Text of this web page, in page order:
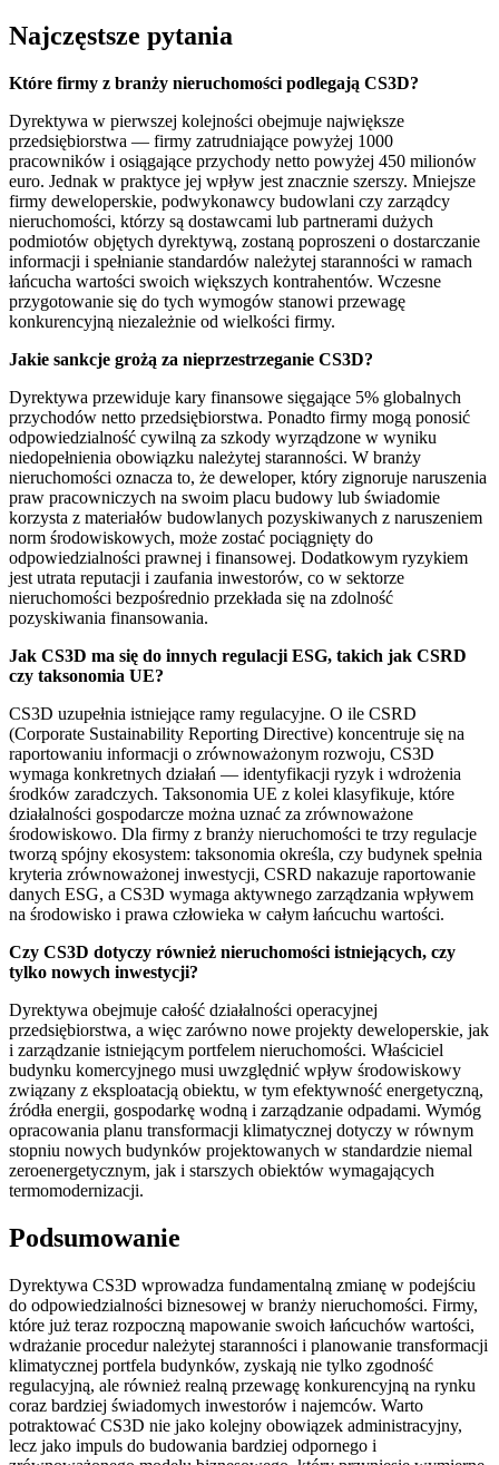
Najczęstsze pytania
Które firmy z branży nieruchomości podlegają CS3D?
Dyrektywa w pierwszej kolejności obejmuje największe
przedsiębiorstwa — firmy zatrudniające powyżej 1000
pracowników i osiągające przychody netto powyżej 450 milionów
euro. Jednak w praktyce jej wpływ jest znacznie szerszy. Mniejsze
firmy deweloperskie, podwykonawcy budowlani czy zarządcy
nieruchomości, którzy są dostawcami lub partnerami dużych
podmiotów objętych dyrektywą, zostaną poproszeni o dostarczanie
informacji i spełnianie standardów należytej staranności w ramach
łańcucha wartości swoich większych kontrahentów. Wczesne
przygotowanie się do tych wymogów stanowi przewagę
konkurencyjną niezależnie od wielkości firmy.
Jakie sankcje grożą za nieprzestrzeganie CS3D?
Dyrektywa przewiduje kary finansowe sięgające 5% globalnych
przychodów netto przedsiębiorstwa. Ponadto firmy mogą ponosić
odpowiedzialność cywilną za szkody wyrządzone w wyniku
niedopełnienia obowiązku należytej staranności. W branży
nieruchomości oznacza to, że deweloper, który zignoruje naruszenia
praw pracowniczych na swoim placu budowy lub świadomie
korzysta z materiałów budowlanych pozyskiwanych z naruszeniem
norm środowiskowych, może zostać pociągnięty do
odpowiedzialności prawnej i finansowej. Dodatkowym ryzykiem
jest utrata reputacji i zaufania inwestorów, co w sektorze
nieruchomości bezpośrednio przekłada się na zdolność
pozyskiwania finansowania.
Jak CS3D ma się do innych regulacji ESG, takich jak CSRD
czy taksonomia UE?
CS3D uzupełnia istniejące ramy regulacyjne. O ile CSRD
(Corporate Sustainability Reporting Directive) koncentruje się na
raportowaniu informacji o zrównoważonym rozwoju, CS3D
wymaga konkretnych działań — identyfikacji ryzyk i wdrożenia
środków zaradczych. Taksonomia UE z kolei klasyfikuje, które
działalności gospodarcze można uznać za zrównoważone
środowiskowo. Dla firmy z branży nieruchomości te trzy regulacje
tworzą spójny ekosystem: taksonomia określa, czy budynek spełnia
kryteria zrównoważonej inwestycji, CSRD nakazuje raportowanie
danych ESG, a CS3D wymaga aktywnego zarządzania wpływem
na środowisko i prawa człowieka w całym łańcuchu wartości.
Czy CS3D dotyczy również nieruchomości istniejących, czy
tylko nowych inwestycji?
Dyrektywa obejmuje całość działalności operacyjnej
przedsiębiorstwa, a więc zarówno nowe projekty deweloperskie, jak
i zarządzanie istniejącym portfelem nieruchomości. Właściciel
budynku komercyjnego musi uwzględnić wpływ środowiskowy
związany z eksploatacją obiektu, w tym efektywność energetyczną,
źródła energii, gospodarkę wodną i zarządzanie odpadami. Wymóg
opracowania planu transformacji klimatycznej dotyczy w równym
stopniu nowych budynków projektowanych w standardzie niemal
zeroenergetycznym, jak i starszych obiektów wymagających
termomodernizacji.
Podsumowanie
Dyrektywa CS3D wprowadza fundamentalną zmianę w podejściu
do odpowiedzialności biznesowej w branży nieruchomości. Firmy,
które już teraz rozpoczną mapowanie swoich łańcuchów wartości,
wdrażanie procedur należytej staranności i planowanie transformacji
klimatycznej portfela budynków, zyskają nie tylko zgodność
regulacyjną, ale również realną przewagę konkurencyjną na rynku
coraz bardziej świadomych inwestorów i najemców. Warto
potraktować CS3D nie jako kolejny obowiązek administracyjny,
lecz jako impuls do budowania bardziej odpornego i